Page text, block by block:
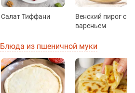
Салат Тиффани
Венский пирог с
вареньем
Блюда из пшеничной муки